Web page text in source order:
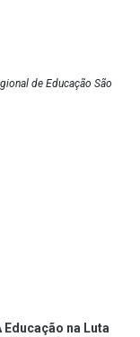
de Educação São
Educação na Luta